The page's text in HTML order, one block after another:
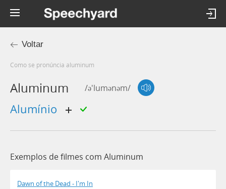
Voltar
Como se pronúncia aluminum
Aluminum /ə'lumənəm/
alumínio
Exemplos de filmes com Aluminum
Dawn of the Dead - I'm In